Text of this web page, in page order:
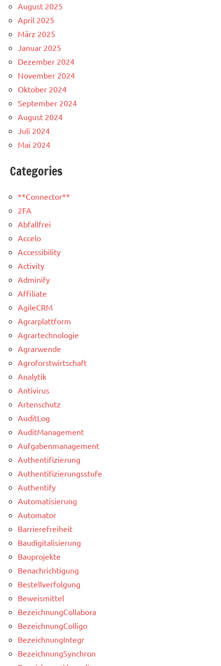
August 2025
April 2025
März 2025
Januar 2025
Dezember 2024
November 2024
Oktober 2024
September 2024
August 2024
Juli 2024
Mai 2024
Categories
**Connector**
2FA
Abfallfrei
Accelo
Accessibility
Activity
Adminify
Affiliate
AgileCRM
Agrarplattform
Agrartechnologie
Agrarwende
Agroforstwirtschaft
Analytik
Antivirus
Artenschutz
AuditLog
AuditManagement
Aufgabenmanagement
Authentifizierung
Authentifizierungsstufe
Authentify
Automatisierung
Automator
Barrierefreiheit
Baudigitalisierung
Bauprojekte
Benachrichtigung
Bestellverfolgung
Beweismittel
BezeichnungCollabora
BezeichnungColligo
BezeichnungIntegr
BezeichnungSynchron